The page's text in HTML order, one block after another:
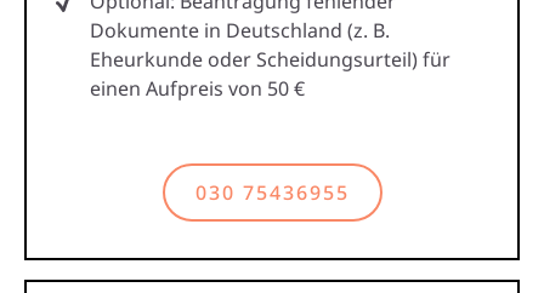
Dokumente in Deutschland (z. B.
Eheurkunde oder Scheidungsurteil) für
einen Aufpreis von 50 €
030 75436955